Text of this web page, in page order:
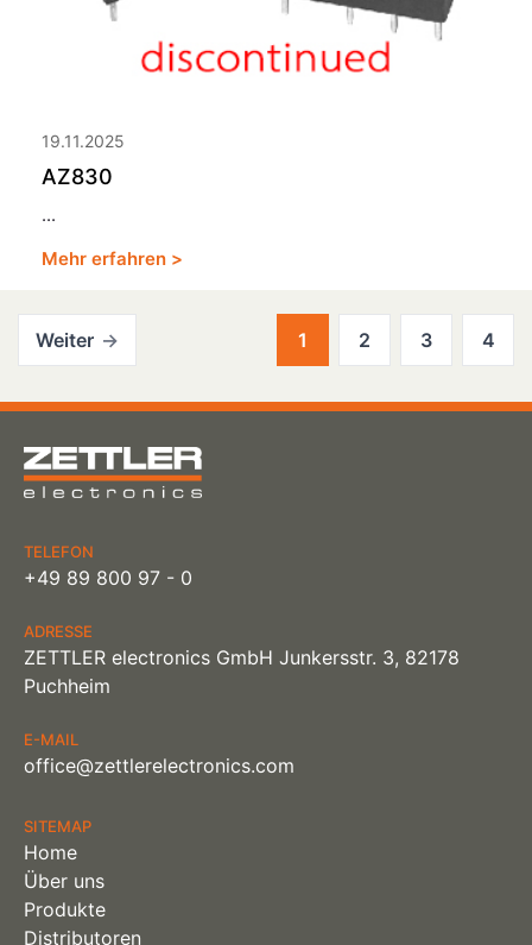
19.11.2025
AZ830
...
Mehr erfahren >
der
1 2 3 4
Weiter
TELEFON
+49 89 800 97 - 0
ADRESSE
ZETTLER electronics GmbH Junkersstr. 3, 82178
Puchheim
E-MAIL
office@zettlerelectronics.com
SITEMAP
Home
Über uns
Produkte
Distributoren